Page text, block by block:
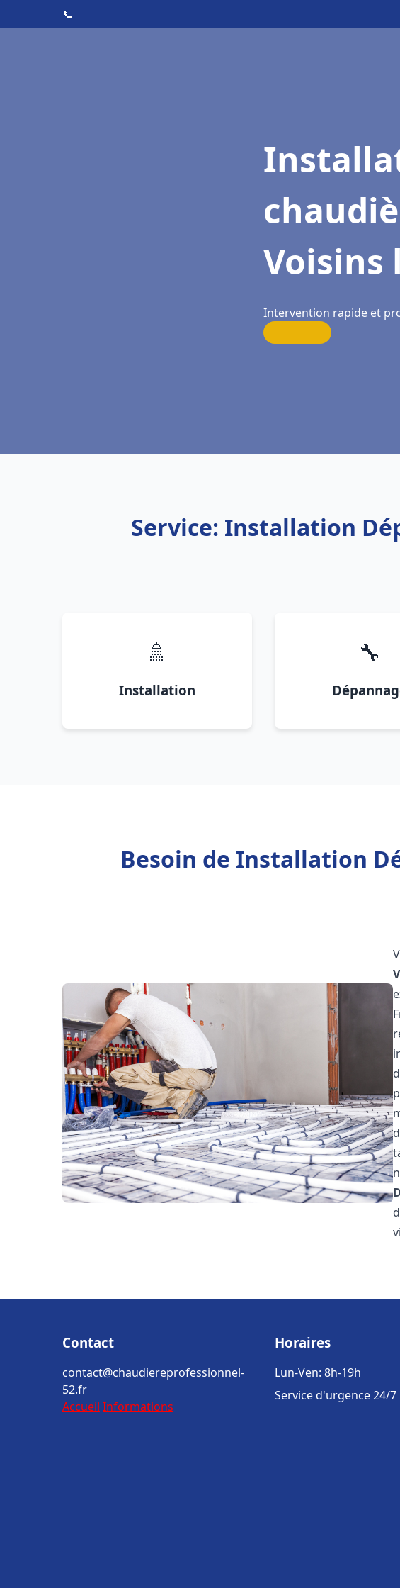
📞
Voisins
Intervention rapide et
Service: Installation
🚿
Installation
🔧
Besoin de Installation
Contact
contact@chaudiereprofessionnel-
52.fr
Accueil Informations
Horaires
Lun-Ven: 8h-19h
Service d'urgence 24/7